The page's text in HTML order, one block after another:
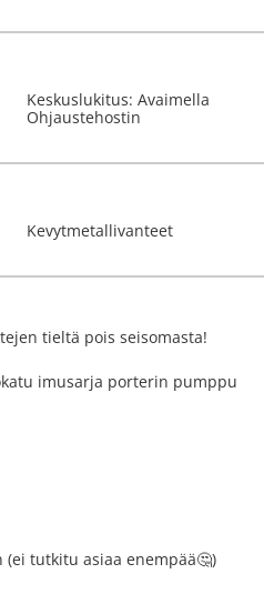
Keskuslukitus: Avaimella
Ohjaustehostin
Kevytmetallivanteet
tieltä pois seisomasta!
imusarja porterin pumppu
tutkitu asiaa enempää🤔)